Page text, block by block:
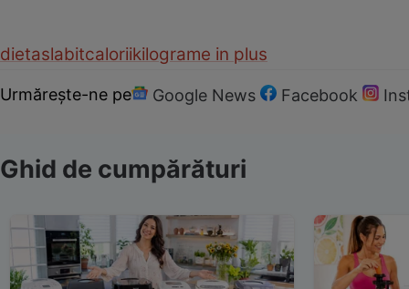
dietaslabitcaloriikilograme in plus
Urmărește-ne pe Google News Facebook
Ghid de cumpărături